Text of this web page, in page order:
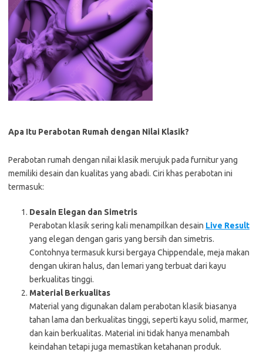
Apa Itu Perabotan Rumah dengan Nilai Klasik?
Perabotan rumah dengan nilai klasik merujuk pada furnitur yang
memiliki desain dan kualitas yang abadi. Ciri khas perabotan ini
termasuk:
Desain Elegan dan Simetris
Perabotan klasik sering kali menampilkan desain Live Result
yang elegan dengan garis yang bersih dan simetris.
Contohnya termasuk kursi bergaya Chippendale, meja makan
dengan ukiran halus, dan lemari yang terbuat dari kayu
berkualitas tinggi.
Material Berkualitas
Material yang digunakan dalam perabotan klasik biasanya
tahan lama dan berkualitas tinggi, seperti kayu solid, marmer,
dan kain berkualitas. Material ini tidak hanya menambah
keindahan tetapi juga memastikan ketahanan produk.